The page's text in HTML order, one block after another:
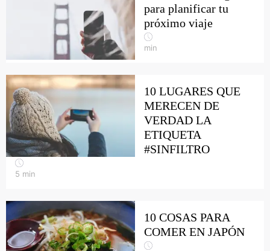
para planificar tu
próximo viaje
min
10 LUGARES QUE
MERECEN DE
VERDAD LA
ETIQUETA
#SINFILTRO
5 min
10 COSAS PARA
COMER EN JAPÓN